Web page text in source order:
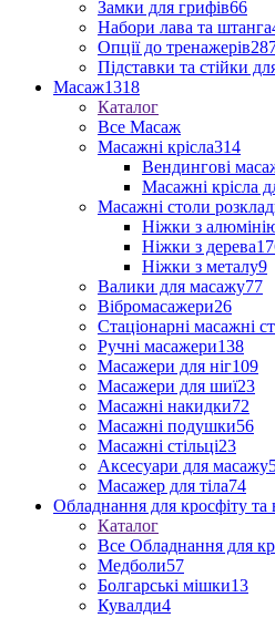
Замки для грифів66
Набори лава та штанга
Опції до тренажерів
Підставки та стійки
Масаж1318
Каталог
Все Масаж
Масажні крісла314
Вендингові
Масажні крісла
Масажні столи
Ніжки з
Ніжки з дерева
Ніжки з металу9
Валики для масажу77
Вібромасажери26
Стаціонарні масажні
Ручні масажери138
Масажери для ніг109
Масажери для шиї23
Масажні накидки72
Масажні подушки56
Масажні стільці23
Аксесуари для масажу
Масажер для тіла74
Обладнання для кросфіту та
Каталог
Все Обладнання для
Медболи57
Болгарські мішки13
Кувалди4